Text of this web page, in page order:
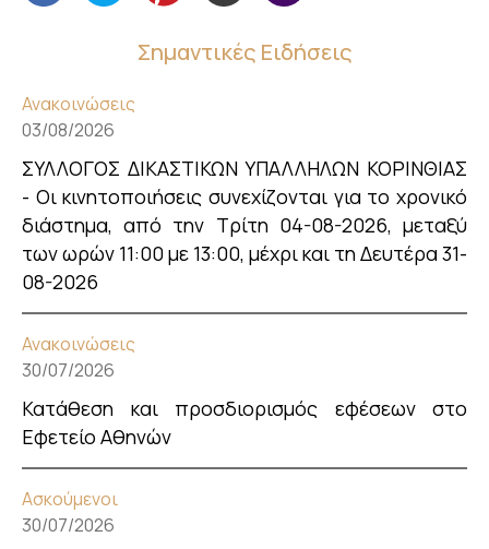
Σημαντικές Ειδήσεις
Ανακοινώσεις
03/08/2026
ΣΥΛΛΟΓΟΣ ΔΙΚΑΣΤΙΚΩΝ ΥΠΑΛΛΗΛΩΝ ΚΟΡΙΝΘΙΑΣ
- Οι κινητοποιήσεις συνεχίζονται για το χρονικό
διάστημα, από την Τρίτη 04-08-2026, μεταξύ
των ωρών 11:00 με 13:00, μέχρι και τη Δευτέρα 31-
08-2026
Ανακοινώσεις
30/07/2026
Κατάθεση και προσδιορισμός εφέσεων στο
Εφετείο Αθηνών
Ασκούμενοι
30/07/2026